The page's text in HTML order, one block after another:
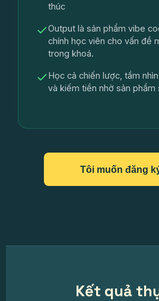
thúc
Output là sản phẩm vibe
chính học viên cho vấn đề
trong khoá.
Học cả chiến lược, tầm
và kiếm tiền nhờ sản phẩm
Tôi muốn đăng
Kết quả